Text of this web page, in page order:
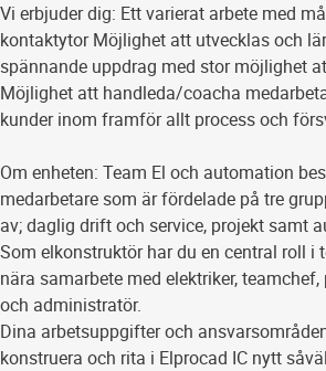
Vi erbjuder dig: Ett varierat arbete med
kontaktytor Möjlighet att utvecklas och
spännande uppdrag med stor möjlighet
Möjlighet att handleda/coacha
kunder inom framför allt process och
Om enheten: Team El och automation
medarbetare som är fördelade på tre
av; daglig drift och service, projekt samt
Som elkonstruktör har du en central roll i
nära samarbete med elektriker,
och administratör.
Dina arbetsuppgifter och
konstruera och rita i Elprocad IC nytt